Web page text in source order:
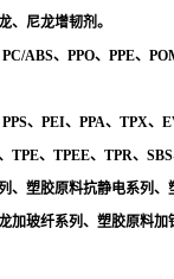
、尼龙增韧剂。
ABS、PPO、PPE、
、PEI、PPA、TPX、
TPE、TPEE、TPR、
、塑胶原料抗静电系列、
加玻纤系列、塑胶原料加